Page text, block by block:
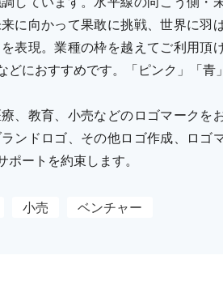
に向かって果敢に挑戦、世界に羽
表現。業種の枠を越えてご利用頂
におすすめです。「ピンク」「青」
、教育、小売などのロゴマークを
ンドロゴ、その他ロゴ作成、ロゴ
ートを約束します。
小売 ベンチャー